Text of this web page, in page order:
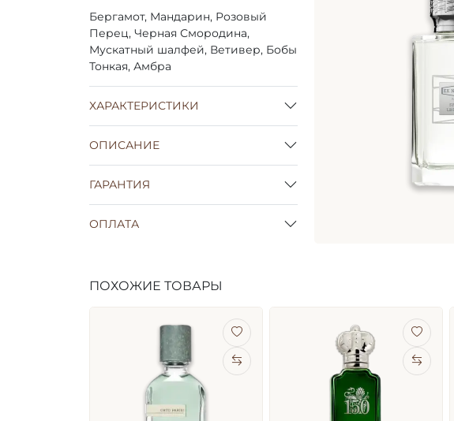
Бергамот, Мандарин, Розовый
Перец, Черная Смородина,
Мускатный шалфей, Ветивер, Бобы
Тонкая, Амбра
ХАРАКТЕРИСТИКИ
ОПИСАНИЕ
ГАРАНТИЯ
ОПЛАТА
ПОХОЖИЕ ТОВАРЫ